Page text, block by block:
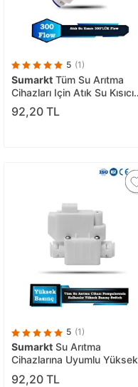
5 (1)
Sumarkt Tüm Su Arıtma
Cihazları Için Atık Su Kısıcı
300'lük Flow
92,20 TL
5 (1)
Sumarkt Su Arıtma
Cihazlarına Uyumlu Yüksek
Basınç
92,20 TL